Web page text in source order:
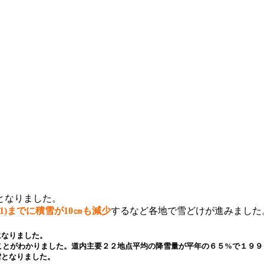
りました。
までに積雪が10㎝も減少するなど各地で雪どけが進みました
りました。
とがわかりました。道内主要２２地点平均の降雪量が平年の６５%で１９
なりました。